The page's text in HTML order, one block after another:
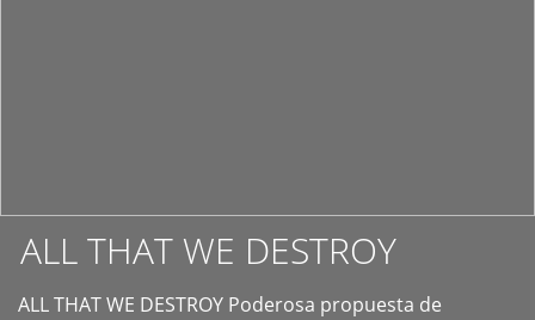
ALL THAT WE DESTROY
ALL THAT WE DESTROY Poderosa propuesta de